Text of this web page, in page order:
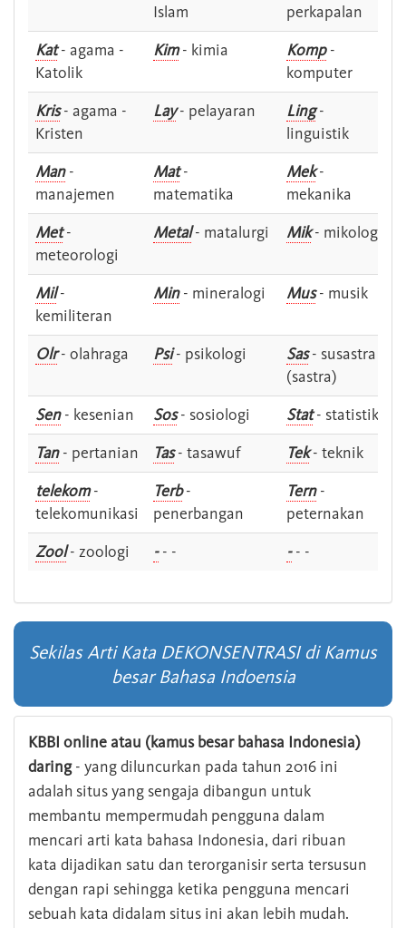
Islam
perkapalan
Kat- agama -
Katolik
Kim- kimia Komp-
komputer
Kris- agama -
Kristen
Lay- pelayaran Ling-
linguistik
Man-
manajemen
Mat-
matematika
Mek-
mekanika
Met-
meteorologi
Metal- matalurgi Mik- mikologi
Mil-
kemiliteran
Min- mineralogi Mus- musik
Olr- olahraga Psi- psikologi Sas- susastra -
(sastra)
Sen- kesenian Sos- sosiologi Stat- statistik
Tan- pertanian Tas- tasawuf Tek- teknik
telekom-
telekomunikasi
Terb-
penerbangan
Tern-
peternakan
Zool- zoologi -- - -- -
Sekilas Arti Kata DEKONSENTRASI di Kamus
besar Bahasa Indoensia
KBBI online atau (kamus besar bahasa Indonesia)
daring- yang diluncurkan pada tahun 2016 ini
adalah situs yang sengaja dibangun untuk
membantu mempermudah pengguna dalam
mencari arti kata bahasa Indonesia, dari ribuan
kata dijadikan satu dan terorganisir serta tersusun
dengan rapi sehingga ketika pengguna mencari
sebuah kata didalam situs ini akan lebih mudah.